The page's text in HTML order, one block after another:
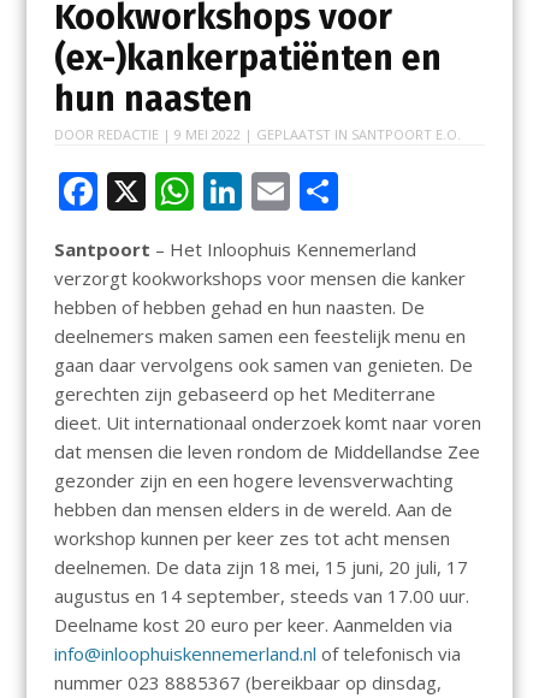
Kookworkshops voor
(ex-)kankerpatiënten en
hun naasten
DOOR REDACTIE | 9 MEI 2022 | GEPLAATST IN SANTPOORT E.O.
F
e
b
o
o
k
X W
at
s
A
p
p
Li
n
k
e
dI
n
E
ai
l
D
e
n
Santpoort – Het Inloophuis Kennemerland
verzorgt kookworkshops voor mensen die kanker
hebben of hebben gehad en hun naasten. De
deelnemers maken samen een feestelijk menu en
gaan daar vervolgens ook samen van genieten. De
gerechten zijn gebaseerd op het Mediterrane
dieet. Uit internationaal onderzoek komt naar voren
dat mensen die leven rondom de Middellandse Zee
gezonder zijn en een hogere levensverwachting
hebben dan mensen elders in de wereld. Aan de
workshop kunnen per keer zes tot acht mensen
deelnemen. De data zijn 18 mei, 15 juni, 20 juli, 17
augustus en 14 september, steeds van 17.00 uur.
Deelname kost 20 euro per keer. Aanmelden via
info@inloophuiskennemerland.nl of telefonisch via
nummer 023 8885367 (bereikbaar op dinsdag,